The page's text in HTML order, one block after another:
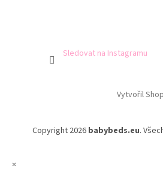
Sledovat na Instagramu
Vytvořil
Copyright 2026 babybeds.eu.
×